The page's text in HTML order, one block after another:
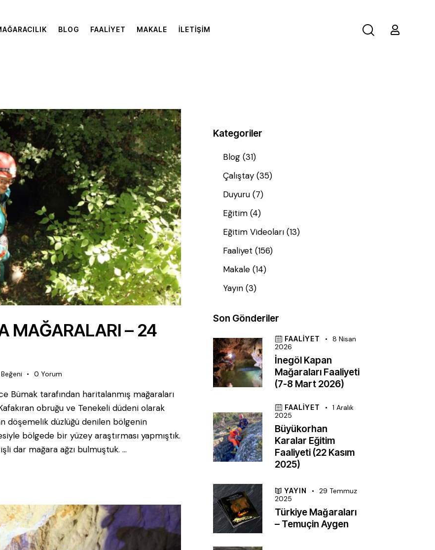
BLOG FAALIYET MAKALE İLETIŞIM
MAĞARALARI – 24
Beğeni 0 Yorum
Bümak tarafından haritalanmış mağaraları
obruğu ve Tenekeli düdeni olarak
döşemelik düzlüğü denilen bölgenin
bölgede bir yüzey araştırması yapmıştık.
dar mağara ağzı bulmuştuk. …
Kategoriler
Blog (31)
Çalıştay (35)
Duyuru (7)
Eğitim (4)
Eğitim Videoları (13)
Faaliyet (156)
Makale (14)
Yayın (3)
Son Gönderiler
FAALIYET
8 Nisan
2026
İnegöl Kapan
Mağaraları Faaliyeti
(7-8 Mart 2026)
FAALIYET
1 Aralık
2025
Büyükorhan
Karalar Eğitim
Faaliyeti (22 Kasım
2025)
YAYIN
29 Temmuz
2025
Türkiye Mağaraları
– Temuçin Aygen